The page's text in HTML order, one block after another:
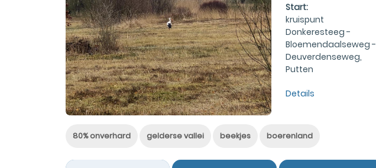
Start:
kruispunt
Donkeresteeg -
Bloemendaalseweg -
Deuverdenseweg,
Putten
Details
80% onverhard gelderse vallei beekjes boerenland